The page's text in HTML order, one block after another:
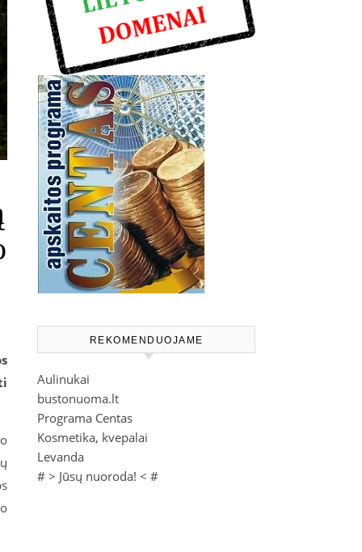
REKOMENDUOJAME
Aulinukai
bustonuoma.lt
Programa Centas
Kosmetika, kvepalai
Levanda
# > Jūsų nuoroda! < #